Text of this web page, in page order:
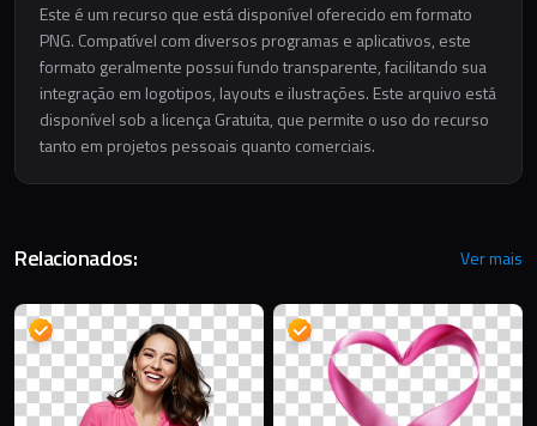
Este é um recurso que está disponível oferecido em formato
PNG. Compatível com diversos programas e aplicativos, este
formato geralmente possui fundo transparente, facilitando sua
integração em logotipos, layouts e ilustrações. Este arquivo está
disponível sob a licença Gratuita, que permite o uso do recurso
tanto em projetos pessoais quanto comerciais.
Relacionados: Ver mais